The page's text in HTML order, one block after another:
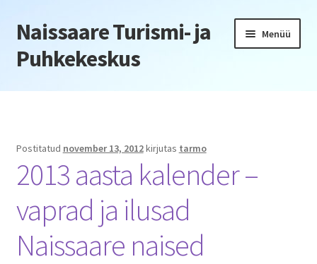
Liigu
navigeerimisele
Liigu
sisu
juurde
Naissaare Turismi- ja
Puhkekeskus
Menüü
Esileht
Jõulupeod
Kliendiüritus
Konverentsid
Postitatud november 13, 2012kirjutas tarmo
2013 aasta kalender –
vaprad ja ilusad
Naissaare naised